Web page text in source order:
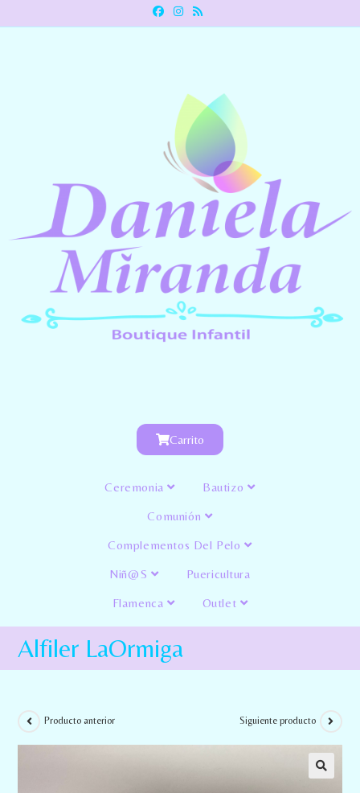
Carrito
Ceremonia Bautizo
Comunión
Complementos Del Pelo
Niñ@s Puericultura
Flamenca Outlet
Alfiler LaOrmiga
Producto anterior Siguiente producto